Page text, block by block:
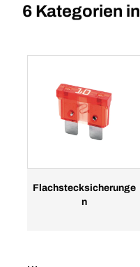
6 Kategorien in
Flachstecksicherunge
n